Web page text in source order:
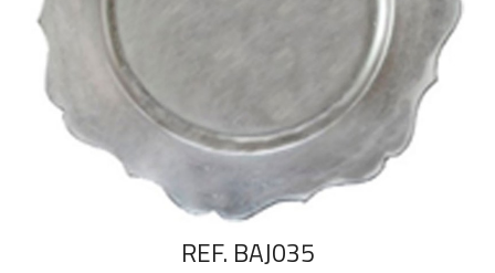
REF. BAJ035